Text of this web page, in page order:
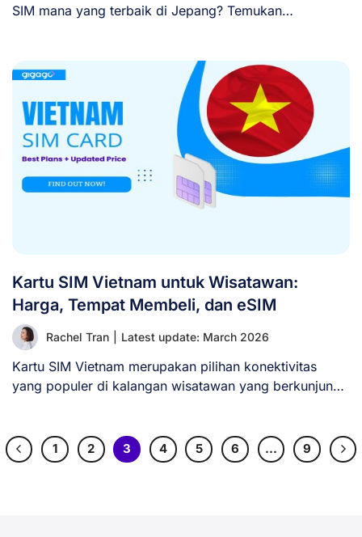
SIM mana yang terbaik di Jepang? Temukan
Kartu SIM Vietnam untuk Wisatawan:
Harga, Tempat Membeli, dan eSIM
Rachel Tran Latest update: March 2026
Kartu SIM Vietnam merupakan pilihan konektivitas
yang populer di kalangan wisatawan yang berkunjung
1 2 3 4 5 6 … 9